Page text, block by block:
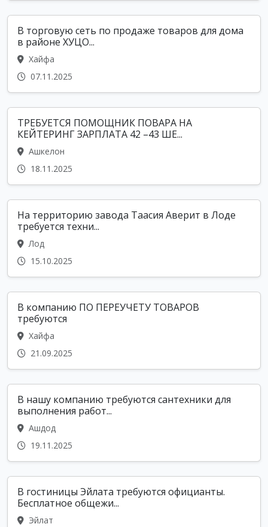
В торговую сеть по продаже товаров для дома
в районе ХУЦО...
Хайфа
07.11.2025
ТРЕБУЕТСЯ ПОМОЩНИК ПОВАРА НА
КЕЙТЕРИНГ ЗАРПЛАТА 42 –43 ШЕ...
Ашкелон
18.11.2025
На территорию завода Таасия Аверит в Лоде
требуется техни...
Лод
15.10.2025
В компанию ПО ПЕРЕУЧЕТУ ТОВАРОВ
требуются
Хайфа
21.09.2025
В нашу компанию требуются сантехники для
выполнения работ...
Ашдод
19.11.2025
В гостиницы Эйлата требуются официанты.
Бесплатное общежи...
Эйлат